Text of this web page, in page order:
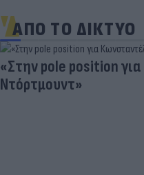
ΑΠΟ ΤΟ ΔΙΚΤΥΟ